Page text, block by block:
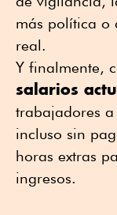
más política o
real.
Y finalmente,
salarios
trabajadores
incluso sin
horas extras
ingresos.